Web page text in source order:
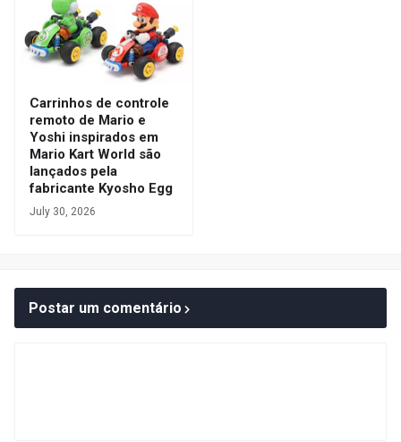
Carrinhos de controle
remoto de Mario e
Yoshi inspirados em
Mario Kart World são
lançados pela
fabricante Kyosho Egg
July 30, 2026
Postar um comentário